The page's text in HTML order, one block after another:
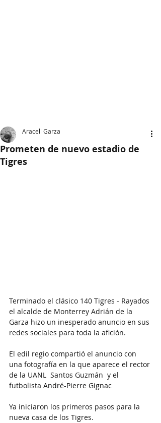
Prometen de nuevo estadio de
Tigres
Araceli Garza
Terminado el clásico 140 Tigres - Rayados
el alcalde de Monterrey Adrián de la
Garza hizo un inesperado anuncio en sus
redes sociales para toda la afición.
El edil regio compartió el anuncio con
una fotografía en la que aparece el rector
de la UANL  Santos Guzmán  y el
futbolista André-Pierre Gignac
Ya iniciaron los primeros pasos para la
nueva casa de los Tigres.